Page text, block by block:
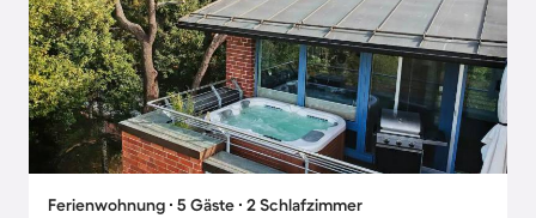
Ferienwohnung ∙ 5 Gäste ∙ 2 Schlafzimmer